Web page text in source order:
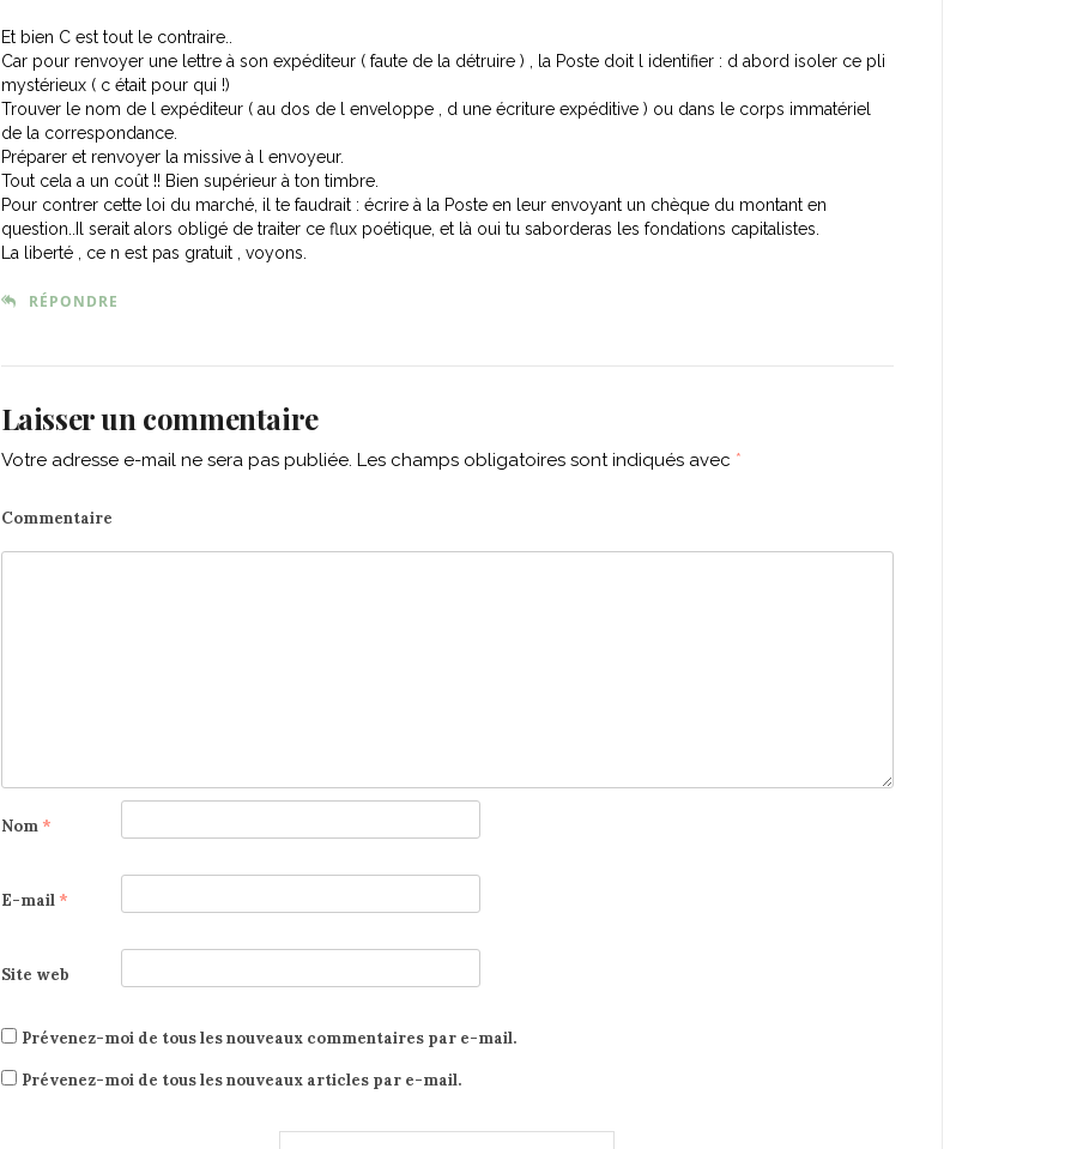
Et bien C est tout le contraire..
Car pour renvoyer une lettre à son expéditeur ( faute de la détruire ) , la Poste doit l identifier : d abord isoler ce pli
mystérieux ( c était pour qui !)
Trouver le nom de l expéditeur ( au dos de l enveloppe , d une écriture expéditive ) ou dans le corps immatériel
de la correspondance.
Préparer et renvoyer la missive à l envoyeur.
Tout cela a un coût !! Bien supérieur à ton timbre.
Pour contrer cette loi du marché, il te faudrait : écrire à la Poste en leur envoyant un chèque du montant en
question..Il serait alors obligé de traiter ce flux poétique, et là oui tu saborderas les fondations capitalistes.
La liberté , ce n est pas gratuit , voyons.
RÉPONDRE
Laisser un commentaire
Votre adresse e-mail ne sera pas publiée. Les champs obligatoires sont indiqués avec *
Commentaire
Nom *
E-mail *
Site web
Prévenez-moi de tous les nouveaux commentaires par e-mail.
Prévenez-moi de tous les nouveaux articles par e-mail.